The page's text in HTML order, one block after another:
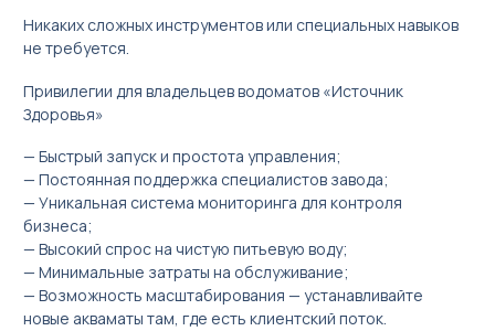
Никаких сложных инструментов или специальных навыков
не требуется.
Привилегии для владельцев водоматов «Источник
Здоровья»
— Быстрый запуск и простота управления;
— Постоянная поддержка специалистов завода;
— Уникальная система мониторинга для контроля
бизнеса;
— Высокий спрос на чистую питьевую воду;
— Минимальные затраты на обслуживание;
— Возможность масштабирования — устанавливайте
новые акваматы там, где есть клиентский поток.